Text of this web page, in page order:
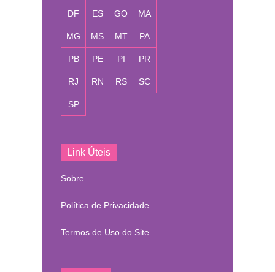
DF ES GO MA
MG MS MT PA
PB PE PI PR
RJ RN RS SC
SP
Link Úteis
Sobre
Política de Privacidade
Termos de Uso do Site